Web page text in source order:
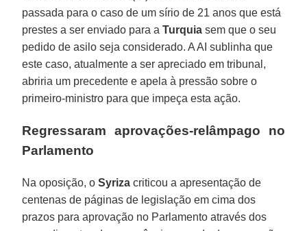
passada para o caso de um sírio de 21 anos que está
prestes a ser enviado para aTurquia sem que o seu
pedido de asilo seja considerado. A AI sublinha que
este caso, atualmente a ser apreciado em tribunal,
abriria um precedente e apela à pressão sobre o
primeiro-ministro para que impeça esta ação.
Regressaram aprovações-relâmpago no
Parlamento
Na oposição, oSyriza criticou a apresentação de
centenas de páginas de legislação em cima dos
prazos para aprovação no Parlamento através dos